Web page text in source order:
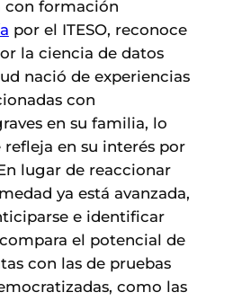
con formación
por el ITESO, reconoce
la ciencia de datos
nació de experiencias
con
en su familia, lo
en su interés por
lugar de reaccionar
ya está avanzada,
e identificar
compara el potencial de
con las de pruebas
como las